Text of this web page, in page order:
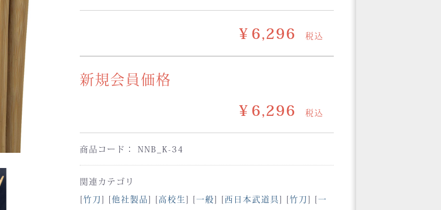
￥6,296 税込
新規会員価格
￥6,296
税込
商品コード：NNB_K-34
関連カテゴリ
[竹刀] [他社製品] [高校生] [一般] [西日本武道具] [竹刀] [一